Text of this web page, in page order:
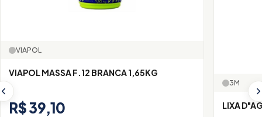
VIAPOL
VIAPOL MASSA F.12 BRANCA 1,65KG
R$ 39,10
3M
LIXA